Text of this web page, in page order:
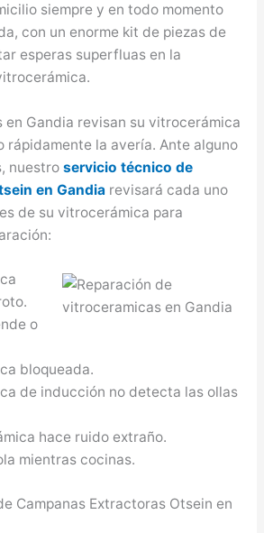
siempre y en todo momento
con un enorme kit de piezas de
esperas superfluas en la
en Gandia revisan su vitrocerámica
rápidamente la avería. Ante alguno
nuestro servicio técnico de
en Gandiarevisará cada uno
de su vitrocerámica para
o
bloqueada.
de inducción no detecta las ollas
hace ruido extraño.
mientras cocinas.
Campanas Extractoras Otsein en